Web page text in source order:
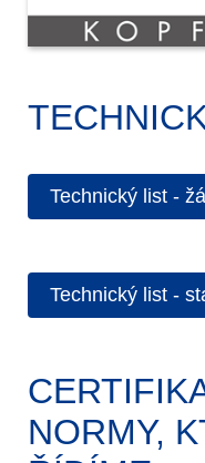
Technický list -
Technický list -
NORMY,